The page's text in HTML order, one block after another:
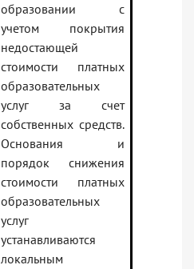
образовании с
учетом покрытия
недостающей
стоимости платных
образовательных
услуг за счет
собственных средств.
Основания и
порядок снижения
стоимости платных
образовательных
услуг
устанавливаются
локальным